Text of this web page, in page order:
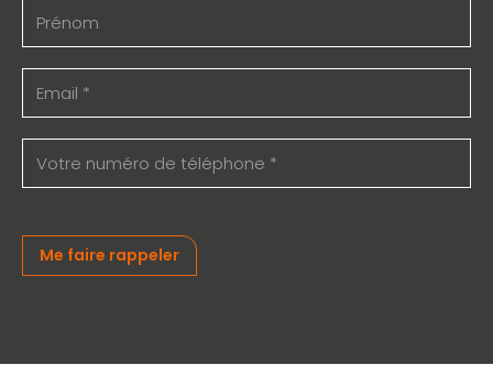
Prénom
E-
mail(Nécessaire)
Téléphone (Nécessaire)
Me faire rappeler